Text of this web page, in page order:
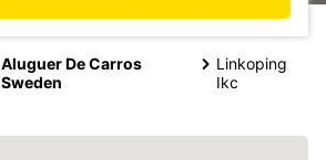
Aluguer De Carros
Sweden
Linkoping
Ikc